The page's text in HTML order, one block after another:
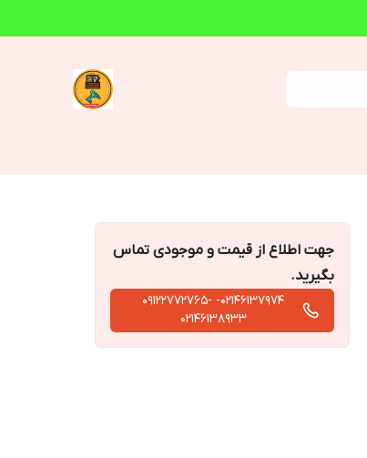
جهت اطلاع از قیمت و موجودی تماس
بگیرید.
02146137974- 09122772765-
02146138933